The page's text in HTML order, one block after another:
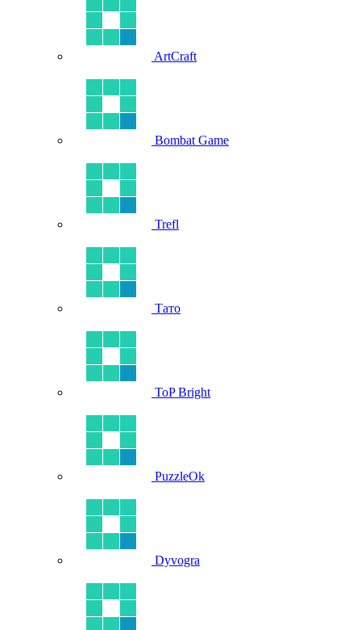
ArtCraft
Bombat Game
Trefl
Тато
ToP Bright
PuzzleOk
Dyvogra